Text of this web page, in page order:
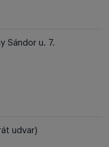
Sándor u. 7.
udvar)